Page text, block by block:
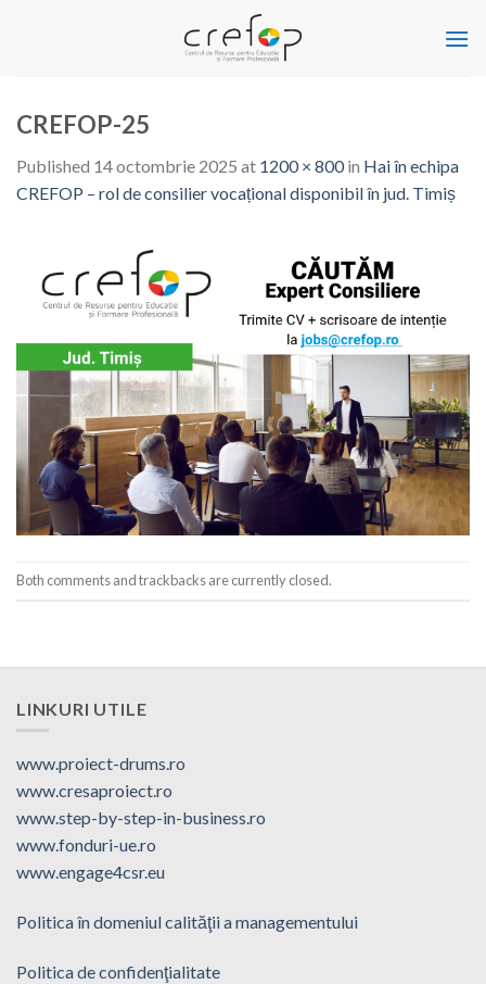
CREFOP-25
Published 14 octombrie 2025 at 1200 × 800in Hai în echipa
CREFOP – rol de consilier vocațional disponibil în jud. Timiș
Both comments and trackbacks are currently closed.
LINKURI UTILE
www.proiect-drums.ro
www.cresaproiect.ro
www.step-by-step-in-business.ro
www.fonduri-ue.ro
www.engage4csr.eu
Politica în domeniul calităţii a managementului
Politica de confidenţialitate